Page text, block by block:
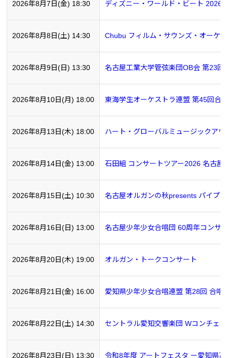
2026年8月7日(金) 18:30 ディズニー・ワールド・ビート 2026
2026年8月8日(土) 14:30 Chubu フィルム・サウンズ・オー
2026年8月9日(日) 13:30 名古屋工業大学管弦楽団OB会 第23回
2026年8月10日(月) 18:00 東海学生オーケストラ連盟 第45回合
2026年8月13日(木) 18:00 ハート・グローバルミュージックア
2026年8月14日(金) 13:00 石田組 コンサートツアー2026 名古屋
2026年8月15日(土) 10:30 名古屋オルガンの秋presents パイプ
2026年8月16日(日) 13:00 名古屋少年少女合唱団 60周年コンサ
2026年8月20日(木) 19:00 オルガン・トークコンサート
2026年8月21日(金) 16:00 愛知県少年少女合唱連盟 第28回 合唱
2026年8月22日(土) 14:30 セントラル愛知交響楽団 Wコンチェ
2026年8月23日(日) 13:30 令和8年度 アートフェスタ ー愛知県